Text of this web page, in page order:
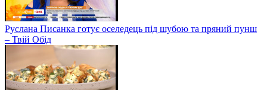
Руслана Писанка готує оселедець під шубою та пряний пунш
– Твій Обід